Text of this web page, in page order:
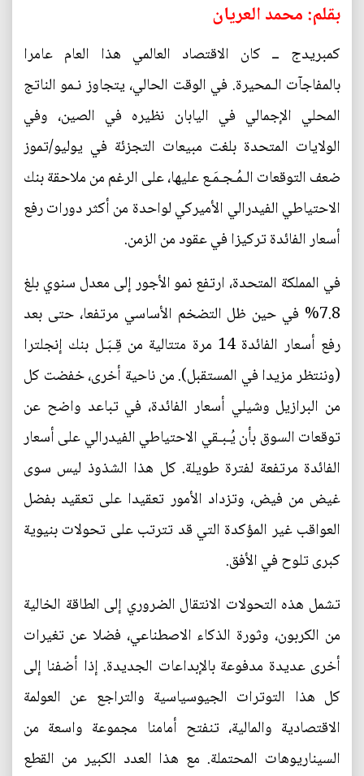
بقلم: محمد العريان
كمبريدج ــ كان الاقتصاد العالمي هذا العام عامرا
بالمفاجآت الـمحيرة. في الوقت الحالي، يتجاوز نـمو الناتج
المحلي الإجمالي في اليابان نظيره في الصين، وفي
الولايات المتحدة بلغت مبيعات التجزئة في يوليو/تموز
ضعف التوقعات الـمُـجـمَـع عليها، على الرغم من ملاحقة بنك
الاحتياطي الفيدرالي الأميركي لواحدة من أكثر دورات رفع
أسعار الفائدة تركيزا في عقود من الزمن.
في المملكة المتحدة، ارتفع نمو الأجور إلى معدل سنوي بلغ
7.8% في حين ظل التضخم الأساسي مرتفعا، حتى بعد
رفع أسعار الفائدة 14 مرة متتالية من قِـبَـل بنك إنجلترا
(وننتظر مزيدا في المستقبل). من ناحية أخرى، خفضت كل
من البرازيل وشيلي أسعار الفائدة، في تباعد واضح عن
توقعات السوق بأن يُـبـقي الاحتياطي الفيدرالي على أسعار
الفائدة مرتفعة لفترة طويلة. كل هذا الشذوذ ليس سوى
غيض من فيض، وتزداد الأمور تعقيدا على تعقيد بفضل
العواقب غير المؤكدة التي قد تترتب على تحولات بنيوية
كبرى تلوح في الأفق.
تشمل هذه التحولات الانتقال الضروري إلى الطاقة الخالية
من الكربون، وثورة الذكاء الاصطناعي، فضلا عن تغيرات
أخرى عديدة مدفوعة بالإبداعات الجديدة. إذا أضفنا إلى
كل هذا التوترات الجيوسياسية والتراجع عن العولمة
الاقتصادية والمالية، تنفتح أمامنا مجموعة واسعة من
السيناريوهات المحتملة. مع هذا العدد الكبير من القطع